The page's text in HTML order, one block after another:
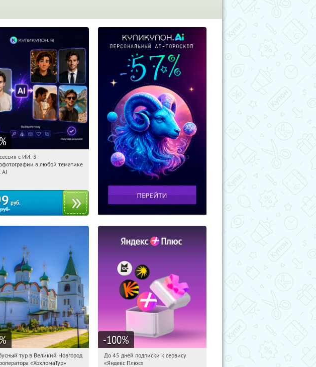
с ИИ: 3
в любой тематике
AI
руб.
Купили:2
тур в Великий Новгород
«ХохломаТур»
-100%
04:35:38 Получили:
До 45 дней подписки к сервису
«Яндекс Плюс»